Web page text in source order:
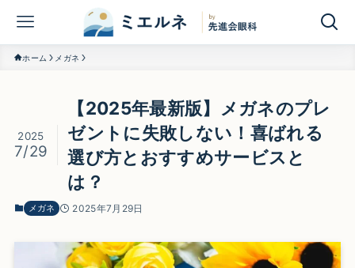
ホーム メガネ
【2025年最新版】メガネのプレ
ゼントに失敗しない！喜ばれる
選び方とおすすめサービスと
は？
2025
7/29
メガネ 2025年7月29日